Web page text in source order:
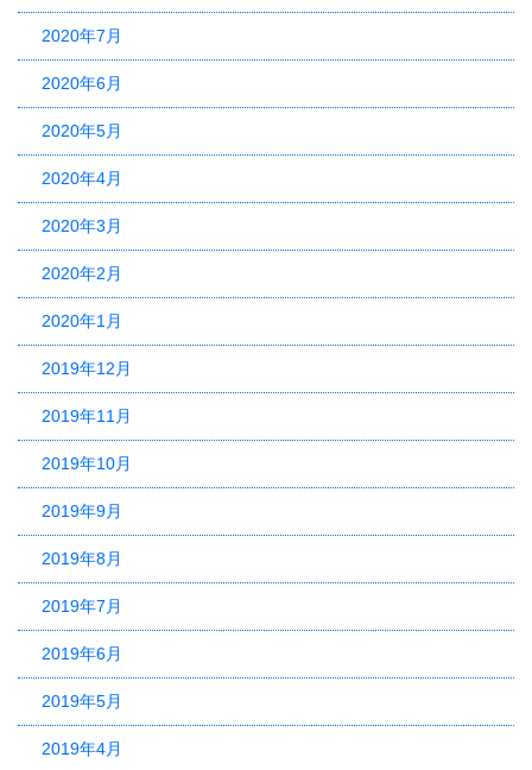
2020年7月
2020年6月
2020年5月
2020年4月
2020年3月
2020年2月
2020年1月
2019年12月
2019年11月
2019年10月
2019年9月
2019年8月
2019年7月
2019年6月
2019年5月
2019年4月